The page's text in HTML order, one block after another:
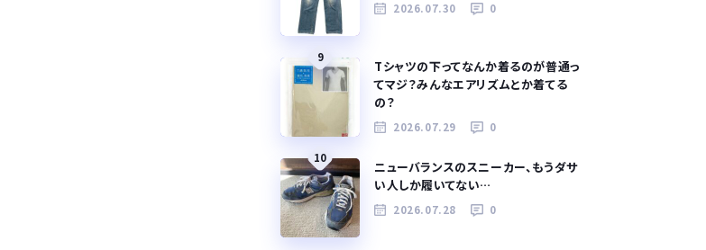
2026.07.30 0
9
Tシャツの下ってなんか着るのが普通っ
てマジ？みんなエアリズムとか着てる
の？
2026.07.29 0
10
ニューバランスのスニーカー、もうダサ
い人しか履いてない…
2026.07.28 0